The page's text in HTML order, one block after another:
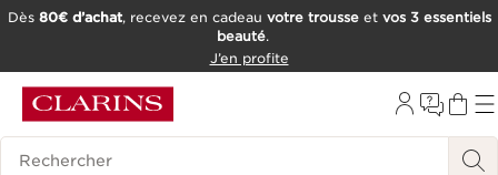
OUTIL D'ACCESSIBILITÉ
Dès 80€ d’achat, recevez en cadeau votre trousseet vos 3 essentiels
beauté.
J’en profite
Historique des recherches